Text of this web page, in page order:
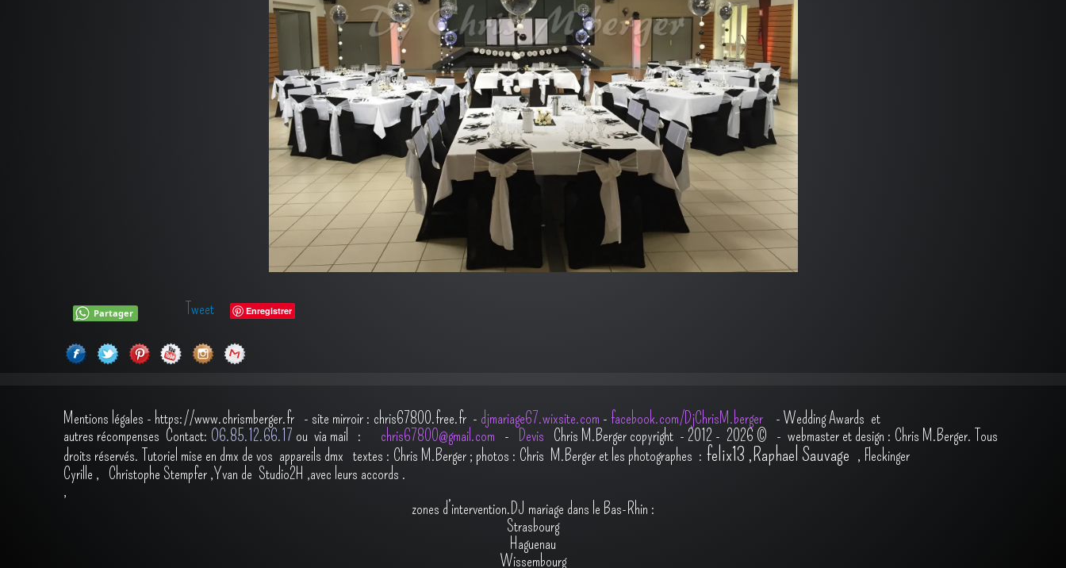
Partager Tweet Enregistrer
Mentions légales - https://www.chrismberger.fr - site mirroir : chris67800.free.fr - djmariage67.wixsite.com - facebook.com/DjChrisM.berger - Wedding Awards et
autres récompenses Contact: O6.85.12.66.17 ou via mail : chris67800@gmail.com - Devis Chris M.Berger copyright - 2012 - 2026 © - webmaster et design : Chris M.Berger. Tous
droits réservés. Tutoriel mise en dmx de vos appareils dmx textes : Chris M.Berger ; photos : Chris M.Berger et les photographes : felix13 ,Raphael Sauvage , Fleckinger
Cyrille , Christophe Stempfer ,Yvan de Studio2H ,avec leurs accords .
,
zones d’intervention.DJ mariage dans le Bas-Rhin :
Strasbourg
Haguenau
Wissembourg